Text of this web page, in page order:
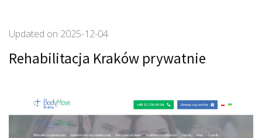
Updated on 2025-12-04
Rehabilitacja Kraków prywatnie